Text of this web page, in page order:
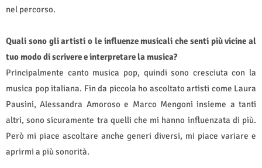
nel percorso.
Quali sono gli artisti o le influenze musicali che senti più vicine al
tuo modo di scrivere e interpretare la musica?
Principalmente canto musica pop, quindi sono cresciuta con la
musica pop italiana. Fin da piccola ho ascoltato artisti come Laura
Pausini, Alessandra Amoroso e Marco Mengoni insieme a tanti
altri, sono sicuramente tra quelli che mi hanno influenzata di più.
Però mi piace ascoltare anche generi diversi, mi piace variare e
aprirmi a più sonorità.